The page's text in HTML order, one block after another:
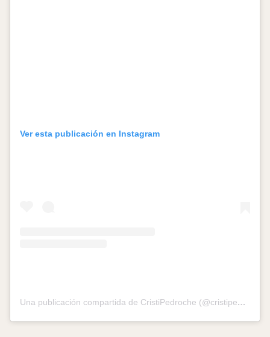
Ver esta publicación en Instagram
Una publicación compartida de CristiPedroche (@cristipedroche)